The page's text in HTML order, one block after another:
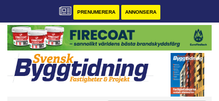
PRENUMERERA ANNONSERA